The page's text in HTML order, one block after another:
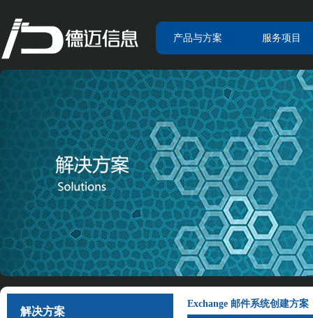
产品与方案 服务项目
解决方案
Exchange 邮件系统创建方案